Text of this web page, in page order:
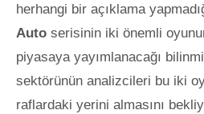
herhangi bir açıklama yapmad
Auto serisinin iki önemli
piyasaya yayımlanacağı
sektörünün analizcileri bu iki
raflardaki yerini almasını